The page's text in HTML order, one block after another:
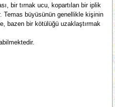
bir tırnak ucu, kopartılan bir iplik
Temas büyüsünün genellikle kişinin
bazen bir kötülüğü uzaklaştırmak